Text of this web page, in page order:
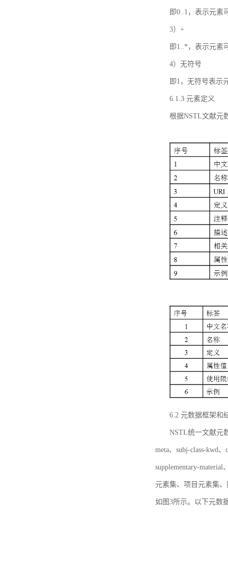
即0..1，表示元素
3）+
即1..*，表示元素
4）无符号
即1，无符号表示
6.1.3 元素定义
根据NSTL文献元
6.2 元数据框架和
NSTL统一文献元
meta、subj-class-kwd
supplementary-
元素集、项目元素集
如图3所示。以下元数